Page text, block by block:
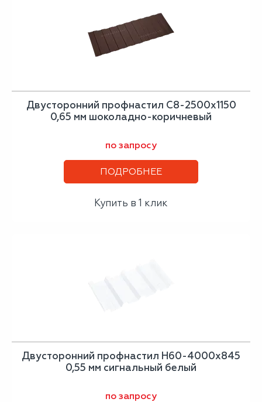
Двусторонний профнастил С8-2500х1150
0,65 мм шоколадно-коричневый
по запросу
ПОДРОБНЕЕ
Купить в 1 клик
Двусторонний профнастил Н60-4000х845
0,55 мм сигнальный белый
по запросу